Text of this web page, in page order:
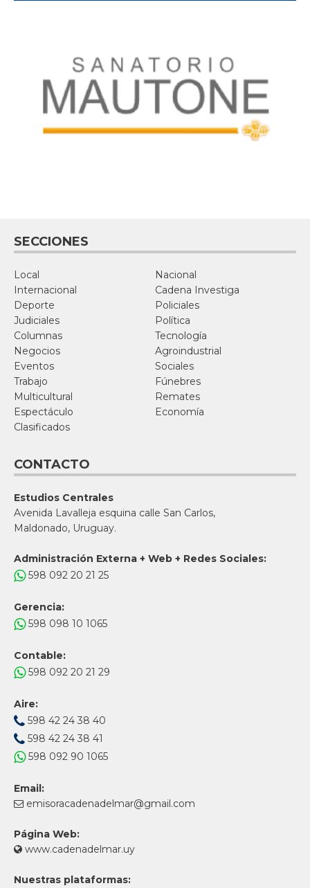
SECCIONES
Local
Nacional
Internacional
Cadena Investiga
Deporte
Policiales
Judiciales
Política
Columnas
Tecnología
Negocios
Agroindustrial
Eventos
Sociales
Trabajo
Fúnebres
Multicultural
Remates
Espectáculo
Economía
Clasificados
CONTACTO
Estudios Centrales
Avenida Lavalleja esquina calle San Carlos,
Maldonado, Uruguay.
Administración Externa + Web + Redes Sociales:
598 092 20 21 25
Gerencia:
598 098 10 1065
Contable:
598 092 20 21 29
Aire:
598 42 24 38 40
598 42 24 38 41
598 092 90 1065
Email:
emisoracadenadelmar@gmail.com
Página Web:
www.cadenadelmar.uy
Nuestras plataformas: